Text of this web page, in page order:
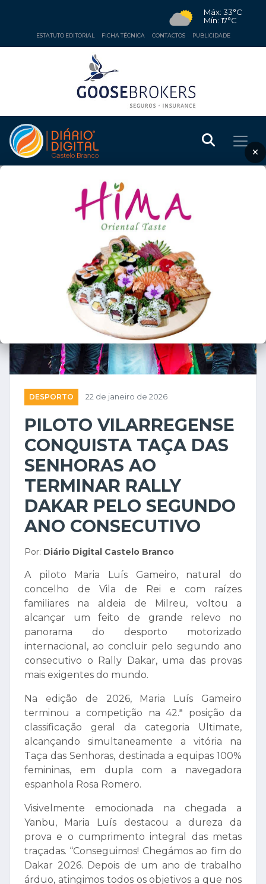
Máx: 33°C
Mín: 17°C
ESTATUTO EDITORIAL FICHA TÉCNICA CONTACTOS PUBLICIDADE
×
DESPORTO 22 de janeiro de 2026
PILOTO VILARREGENSE
CONQUISTA TAÇA DAS
SENHORAS AO
TERMINAR RALLY
DAKAR PELO SEGUNDO
ANO CONSECUTIVO
Por: Diário Digital Castelo Branco
A piloto Maria Luís Gameiro, natural do
concelho de Vila de Rei e com raízes
familiares na aldeia de Milreu, voltou a
alcançar um feito de grande relevo no
panorama do desporto motorizado
internacional, ao concluir pelo segundo ano
consecutivo o Rally Dakar, uma das provas
mais exigentes do mundo.
Na edição de 2026, Maria Luís Gameiro
terminou a competição na 42.ª posição da
classificação geral da categoria Ultimate,
alcançando simultaneamente a vitória na
Taça das Senhoras, destinada a equipas 100%
femininas, em dupla com a navegadora
espanhola Rosa Romero.
Visivelmente emocionada na chegada a
Yanbu, Maria Luís destacou a dureza da
prova e o cumprimento integral das metas
traçadas. “Conseguimos! Chegámos ao fim do
Dakar 2026. Depois de um ano de trabalho
árduo, atingimos todos os objetivos a que nos